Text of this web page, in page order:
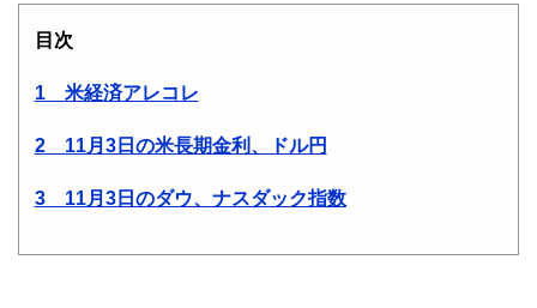
目次
1 米経済アレコレ
2 11月3日の米長期金利、ドル円
3 11月3日のダウ、ナスダック指数